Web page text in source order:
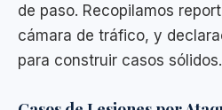
de paso. Recopilamos
cámara de tráfico, y
para construir casos sólidos.